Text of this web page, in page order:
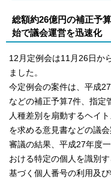
総額約26億円の補正予
始で議会運営を迅速化
12月定例会は11月26日か
ました。
今定例会の案件は、平成
などの補正予算7件、指定
人種差別を扇動するヘイ
を求める意見書などの議会
審議の結果、平成27年度
おける特定の個人を識別
基づく個人番号の利用及